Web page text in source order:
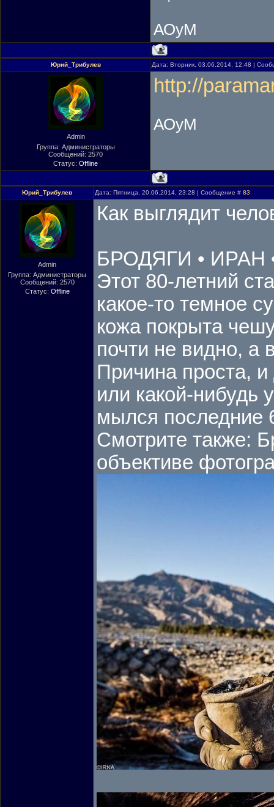
АОуМ
Юрий_Трибулев Дата: Вторник, 03.06.2014, 12:48 |
Admin
Группа: Администраторы
Сообщений: 2570
Статус: Offline
http://
АОуМ
Юрий_Трибулев Дата: Пятница, 20.06.2014, 23:28 | Сообщение # 83
Admin
Группа: Администраторы
Сообщений: 2570
Статус: Offline
Как выглядит
БРОДЯГИ • ИРАН
Этот 80-летний
какое-то темное
кожа покрыта
почти не видно, а
Причина проста,
или какой-нибудь
мылся последние
Смотрите также:
объективе